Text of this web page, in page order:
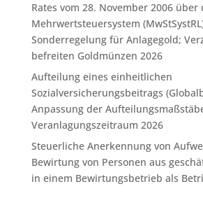
Rates vom 28. November 2006 über
Mehrwertsteuersystem
Sonderregelung für Anlagegold;
befreiten Goldmünzen 2026
Aufteilung eines einheitlichen
Sozialversicherungsbeitrags
Anpassung der
Veranlagungszeitraum 2026
Steuerliche Anerkennung von
Bewirtung von Personen aus
in einem Bewirtungsbetrieb als